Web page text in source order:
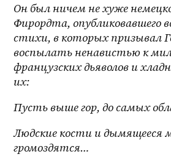
Он был ничем не хуже
Фирордта, опубликовавшего
стихи, в которых призывал
воспылать ненавистью к
французских дьяволов и
их:
Пусть выше гор, до самых
Людские кости и дымящееся
громоздятся…